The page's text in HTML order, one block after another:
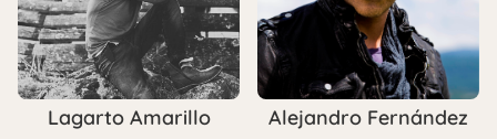
Lagarto Amarillo Alejandro Fernández